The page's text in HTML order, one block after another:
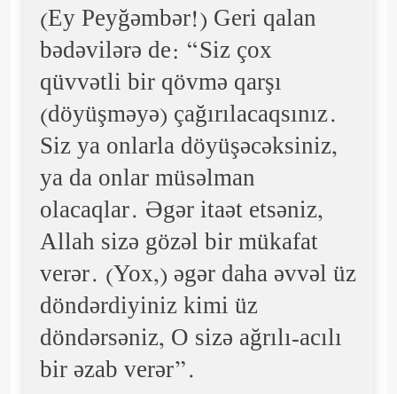
(Ey Peyğəmbər!) Geri qalan
bədəvilərə de: “Siz çox
qüvvətli bir qövmə qarşı
(döyüşməyə) çağırılacaqsınız.
Siz ya onlarla döyüşəcəksiniz,
ya da onlar müsəlman
olacaqlar. Əgər itaət etsəniz,
Allah sizə gözəl bir mükafat
verər. (Yox,) əgər daha əvvəl üz
döndərdiyiniz kimi üz
döndərsəniz, O sizə ağrılı-acılı
bir əzab verər”.